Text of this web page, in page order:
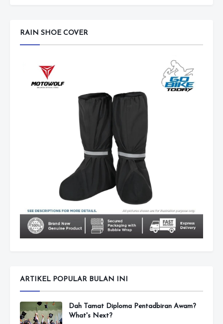
RAIN SHOE COVER
ARTIKEL POPULAR BULAN INI
Dah Tamat Diploma Pentadbiran Awam?
What's Next?